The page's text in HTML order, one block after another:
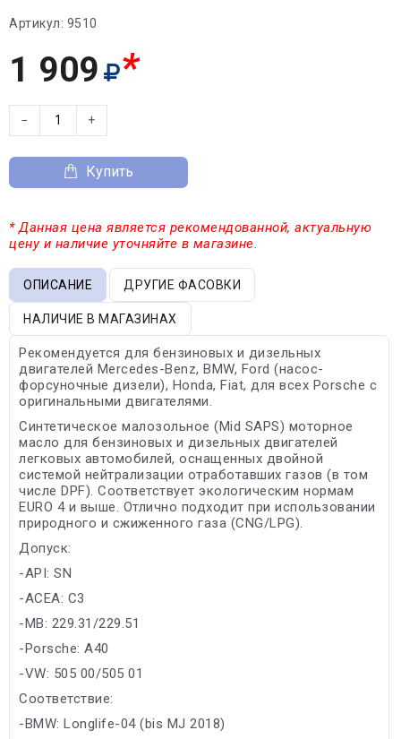
Артикул: 9510
1 909 *
− +
Купить
* Данная цена является рекомендованной, актуальную
цену и наличие уточняйте в магазине.
ОПИСАНИЕ ДРУГИЕ ФАСОВКИ
НАЛИЧИЕ В МАГАЗИНАХ
Рекомендуется для бензиновых и дизельных
двигателей Mercedes-Benz, BMW, Ford (насос-
форсуночные дизели), Honda, Fiat, для всех Porsche с
оригинальными двигателями.
Синтетическое малозольное (Mid SAPS) моторное
масло для бензиновых и дизельных двигателей
легковых автомобилей, оснащенных двойной
системой нейтрализации отработавших газов (в том
числе DPF). Cоответствует экологическим нормам
EURO 4 и выше. Отлично подходит при использовании
природного и сжиженного газа (CNG/LPG).
Допуск:
-API: SN
-ACEA: C3
-MB: 229.31/229.51
-Porsche: A40
-VW: 505 00/505 01
Соответствие:
-BMW: Longlife-04 (bis MJ 2018)